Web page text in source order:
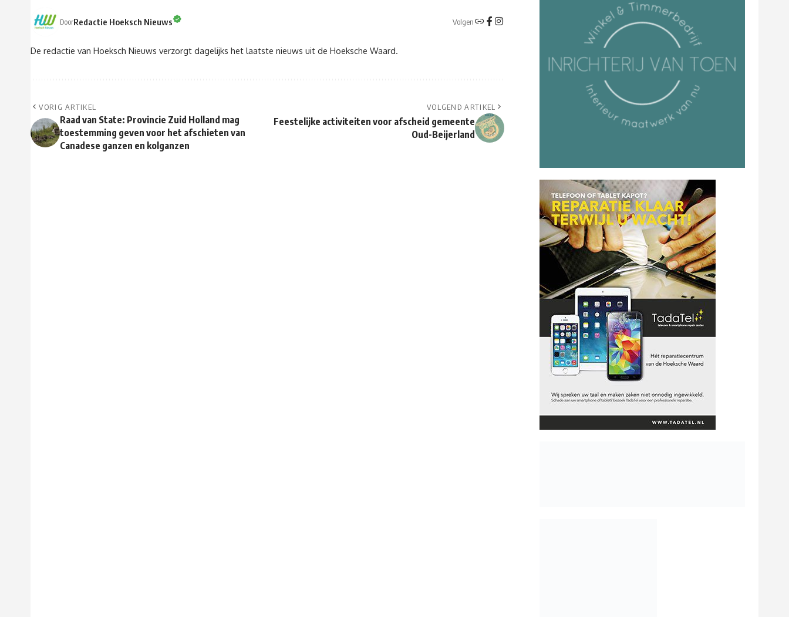
DoorRedactie Hoeksch Nieuws Volgen
De redactie van Hoeksch Nieuws verzorgt dagelijks het laatste nieuws uit de Hoeksche Waard.
VORIG ARTIKEL
Raad van State: Provincie Zuid Holland mag
toestemming geven voor het afschieten van
Canadese ganzen en kolganzen
VOLGEND ARTIKEL
Feestelijke activiteiten voor afscheid gemeente
Oud-Beijerland